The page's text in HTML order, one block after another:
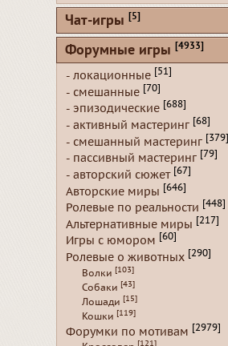
Чат-игры [5]
Форумные игры [4933]
- локационные [51]
- смешанные [70]
- эпизодические [688]
- активный мастеринг [68]
- смешанный мастеринг [379]
- пассивный мастеринг [79]
- авторский сюжет [67]
Авторские миры [646]
Ролевые по реальности [448]
Альтернативные миры [217]
Игры с юмором [60]
Ролевые о животных [290]
Волки [103]
Собаки [43]
Лошади [15]
Кошки [119]
Форумки по мотивам [2979]
[121]